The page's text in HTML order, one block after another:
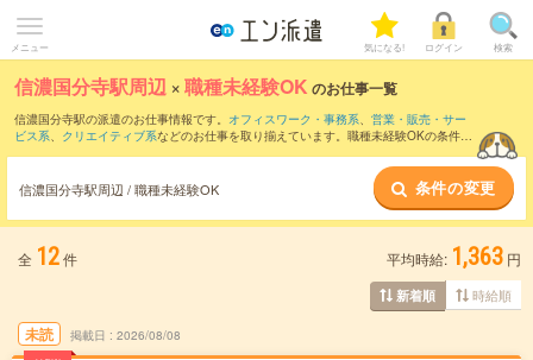
メニュー 気になる! ログイン 検索
信濃国分寺駅周辺 ×職種未経験OK のお仕事一覧
信濃国分寺駅の派遣のお仕事情報です。 オフィスワーク・事務系、 営業・販売・サー
ビス系、 クリエイティブ系などのお仕事を取り揃えています。職種未経験OKの条件の
信濃国分寺駅周辺 / 職種未経験OK 条件の変更
全 12件 平均時給: 1,363 円
新着順 時給順
未読 掲載日 2026/08/08